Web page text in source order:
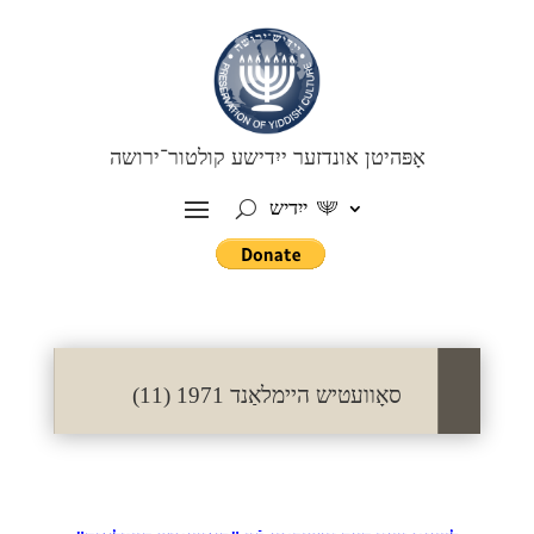
אָפּהיטן אונדזער ייִדישע קולטור־ירושה
ייִדיש
סאָוועטיש היימלאַנד 1971 (11)